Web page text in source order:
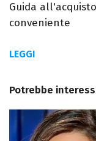
Guida
conveniente
LEGGI
Potrebbe